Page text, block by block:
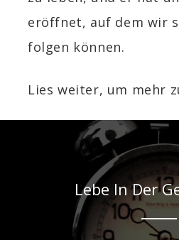
eröffnet, auf dem wir
folgen können.
Lies weiter, um mehr
Lebe In Der